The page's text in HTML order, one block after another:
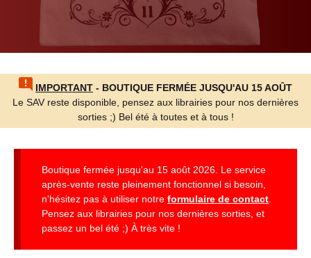
IMPORTANT - BOUTIQUE FERMÉE JUSQU'AU 15 AOÛT
Le SAV reste disponible, pensez aux librairies pour nos dernières
sorties ;) Bel été à toutes et à tous !
Boutique fermée jusqu'au 15 août 2026. Le service
après-vente reste pleinement fonctionnel si besoin,
n'hésitez pas à utiliser notre formulaire de contact
Pensez aux librairies pour nos dernières sorties, et
passez un bel été ;) À très vite !